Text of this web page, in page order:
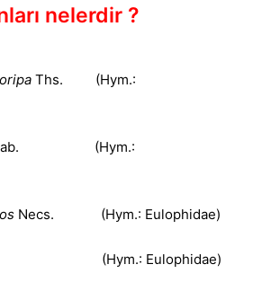
nelerdir ?
Ths. (Hym.:
(Hym.:
Necs. (Hym.: Eulophidae)
Eulophidae)